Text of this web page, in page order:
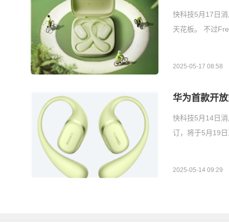
快科技5月17日
天花板。 不过
2025-05-17 08:58
华为首款开
快科技5月14日
订，将于5月19
2025-05-14 09:29